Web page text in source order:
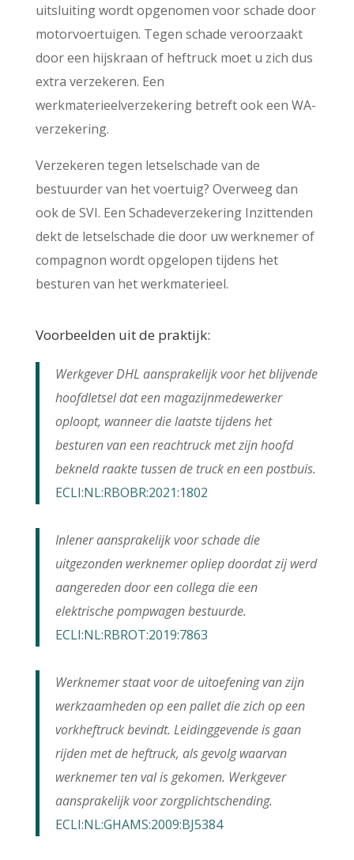
uitsluiting wordt opgenomen voor schade door
motorvoertuigen. Tegen schade veroorzaakt
door een hijskraan of heftruck moet u zich dus
extra verzekeren. Een
werkmaterieelverzekering betreft ook een WA-
verzekering.
Verzekeren tegen letselschade van de
bestuurder van het voertuig? Overweeg dan
ook de SVI. Een Schadeverzekering Inzittenden
dekt de letselschade die door uw werknemer of
compagnon wordt opgelopen tijdens het
besturen van het werkmaterieel.
Voorbeelden uit de praktijk:
Werkgever DHL aansprakelijk voor het blijvende
hoofdletsel dat een magazijnmedewerker
oploopt, wanneer die laatste tijdens het
besturen van een reachtruck met zijn hoofd
bekneld raakte tussen de truck en een postbuis.
ECLI:NL:RBOBR:2021:1802
Inlener aansprakelijk voor schade die
uitgezonden werknemer opliep doordat zij werd
aangereden door een collega die een
elektrische pompwagen bestuurde.
ECLI:NL:RBROT:2019:7863
Werknemer staat voor de uitoefening van zijn
werkzaamheden op een pallet die zich op een
vorkheftruck bevindt. Leidinggevende is gaan
rijden met de heftruck, als gevolg waarvan
werknemer ten val is gekomen. Werkgever
aansprakelijk voor zorgplichtschending.
ECLI:NL:GHAMS:2009:BJ5384